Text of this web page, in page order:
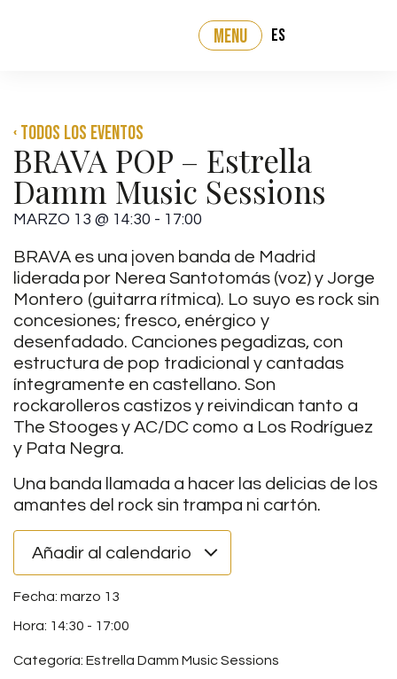
MENU ES
‹ Todos los eventos
BRAVA POP – Estrella
Damm Music Sessions
MARZO 13 @ 14:30 - 17:00
BRAVA es una joven banda de Madrid
liderada por Nerea Santotomás (voz) y Jorge
Montero (guitarra rítmica). Lo suyo es rock sin
concesiones; fresco, enérgico y
desenfadado. Canciones pegadizas, con
estructura de pop tradicional y cantadas
íntegramente en castellano. Son
rockarolleros castizos y reivindican tanto a
The Stooges y AC/DC como a Los Rodríguez
y Pata Negra.
Una banda llamada a hacer las delicias de los
amantes del rock sin trampa ni cartón.
Añadir al calendario
marzo 13
14:30 - 17:00
Categoría: Estrella Damm Music Sessions